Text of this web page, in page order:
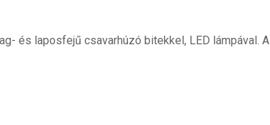
és laposfejű csavarhúzó bitekkel, LED lámpával. A